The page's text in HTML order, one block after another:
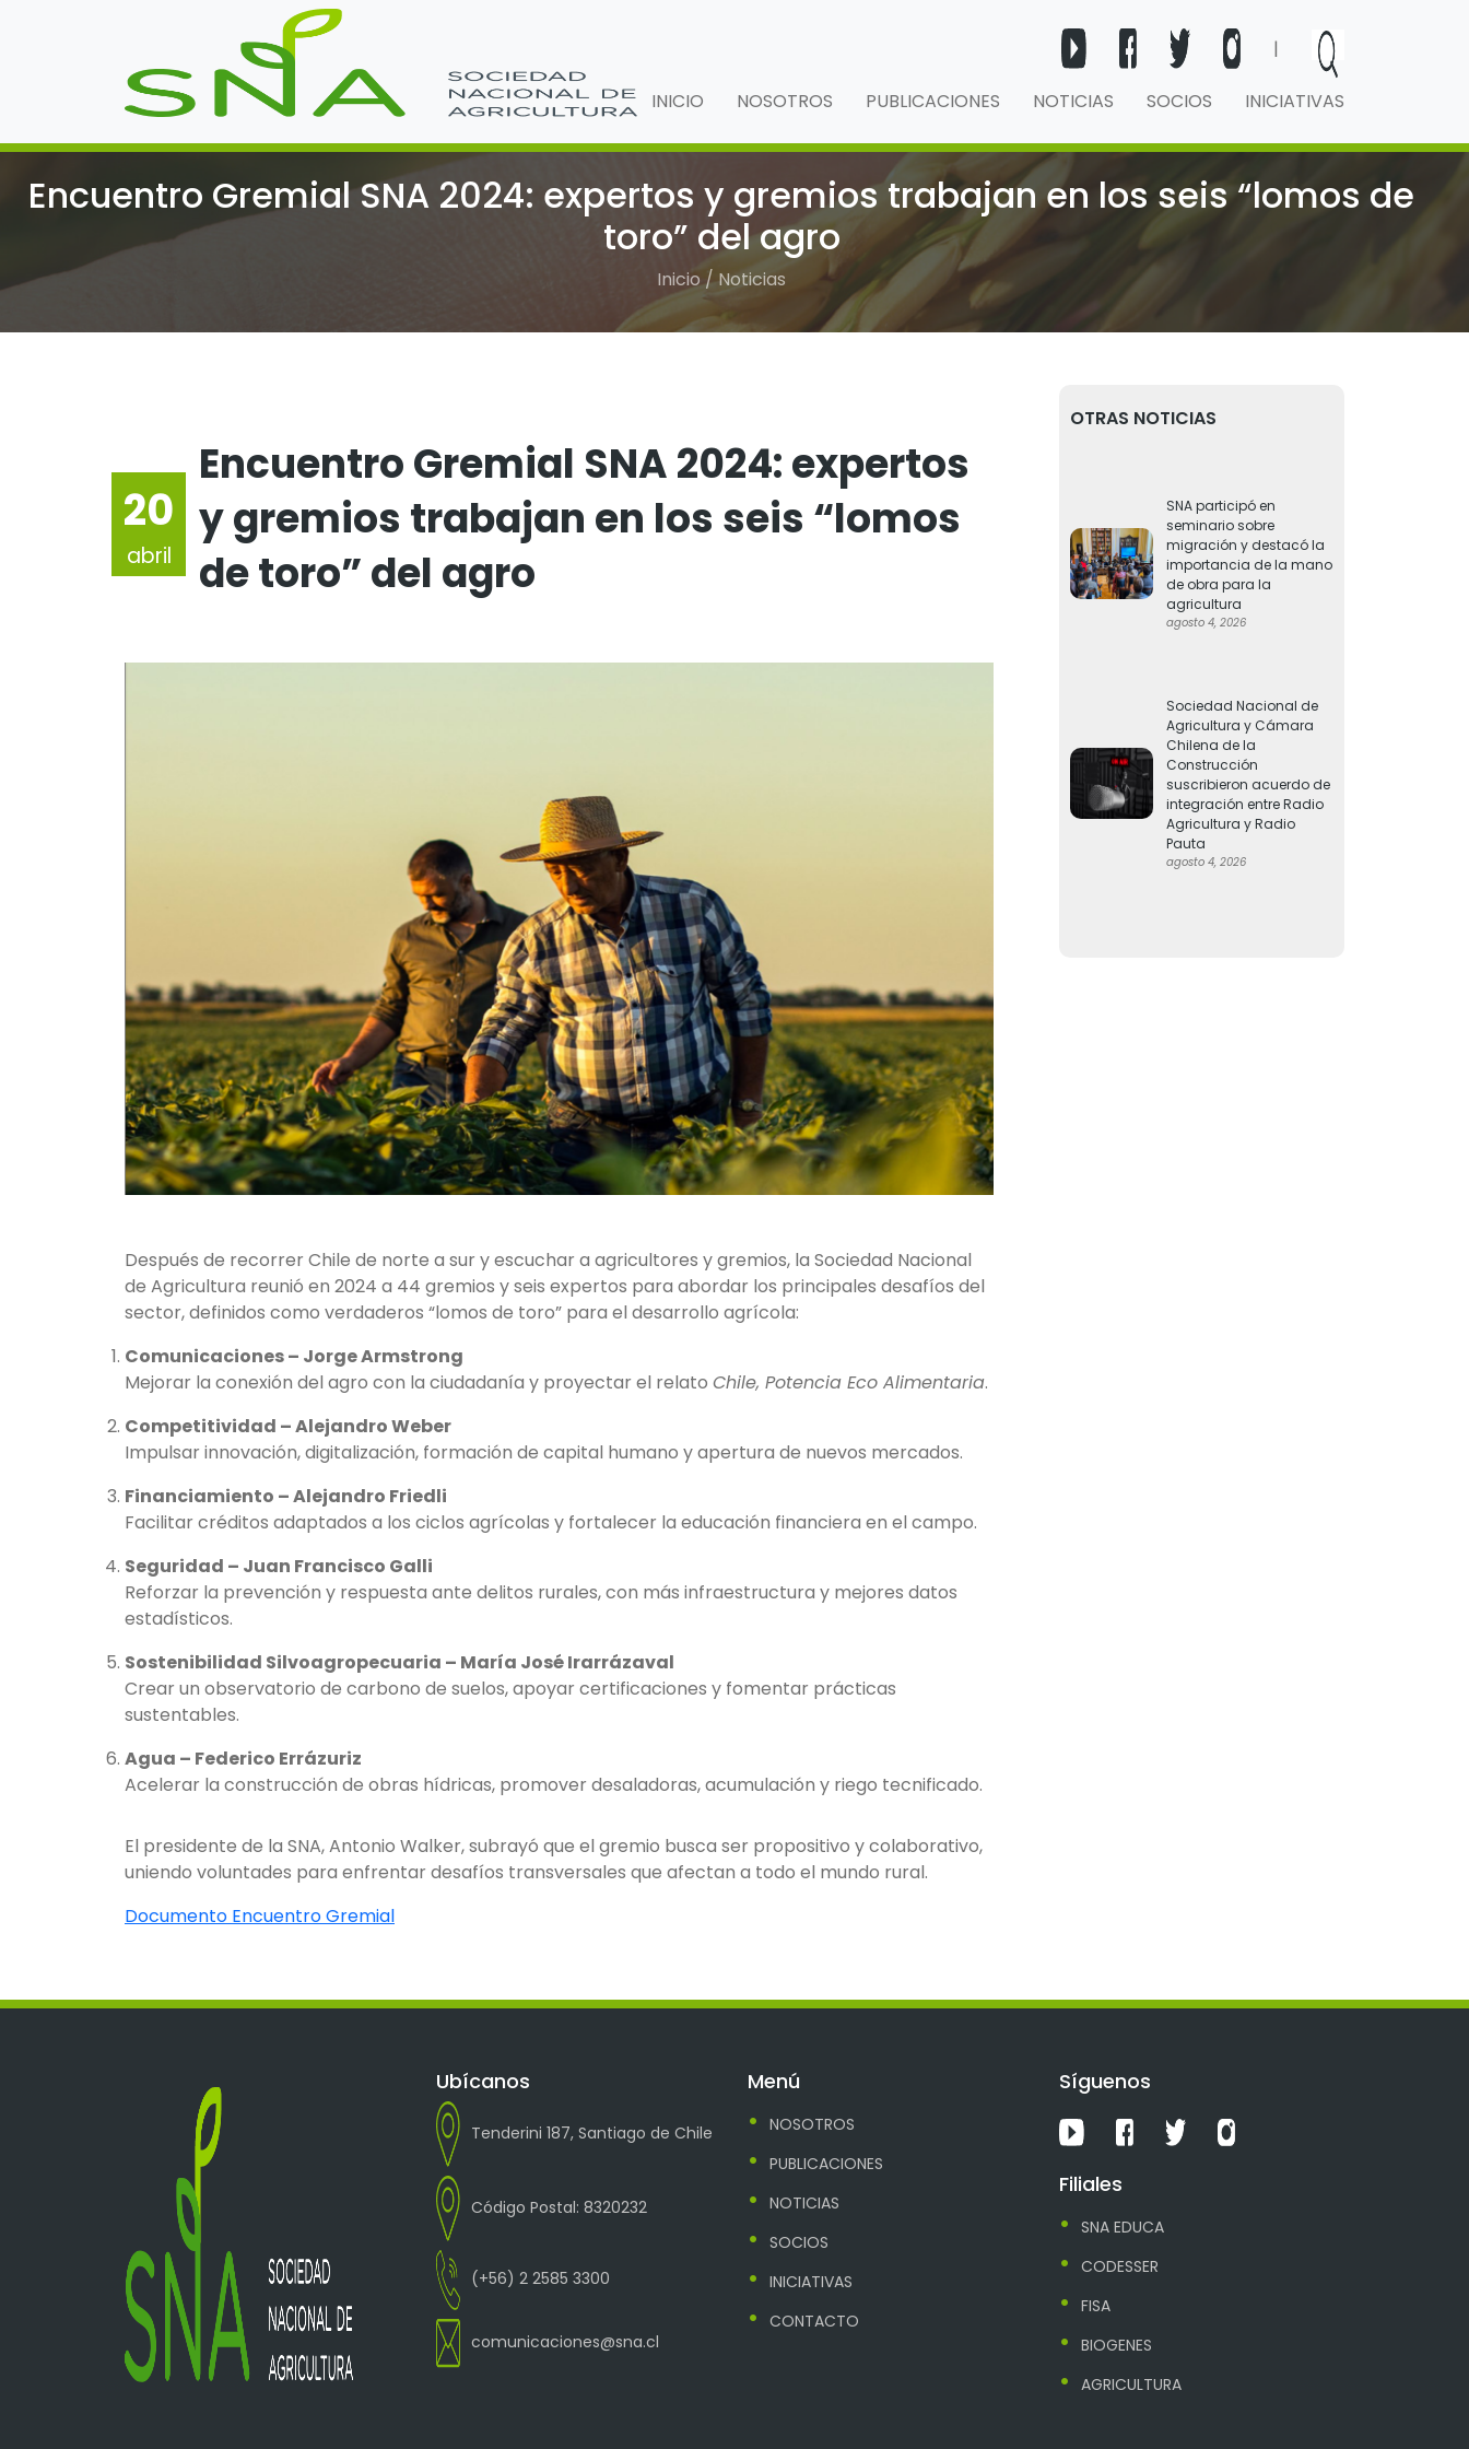
|
INICIO NOSOTROS PUBLICACIONES NOTICIAS SOCIOS INICIATIVAS
Encuentro Gremial SNA 2024: expertos y gremios trabajan en los seis “lomos de
toro” del agro
Inicio / Noticias
20
abril
Encuentro Gremial SNA 2024: expertos
y gremios trabajan en los seis “lomos
de toro” del agro
Después de recorrer Chile de norte a sur y escuchar a agricultores y gremios, la Sociedad Nacional
de Agricultura reunió en 2024 a 44 gremios y seis expertos para abordar los principales desafíos del
sector, definidos como verdaderos “lomos de toro” para el desarrollo agrícola:
Comunicaciones – Jorge Armstrong
Mejorar la conexión del agro con la ciudadanía y proyectar el relato Chile, Potencia Eco Alimentaria.
Competitividad – Alejandro Weber
Impulsar innovación, digitalización, formación de capital humano y apertura de nuevos mercados.
Financiamiento – Alejandro Friedli
Facilitar créditos adaptados a los ciclos agrícolas y fortalecer la educación financiera en el campo.
Seguridad – Juan Francisco Galli
Reforzar la prevención y respuesta ante delitos rurales, con más infraestructura y mejores datos
estadísticos.
Sostenibilidad Silvoagropecuaria – María José Irarrázaval
Crear un observatorio de carbono de suelos, apoyar certificaciones y fomentar prácticas
sustentables.
Agua – Federico Errázuriz
Acelerar la construcción de obras hídricas, promover desaladoras, acumulación y riego tecnificado.
El presidente de la SNA, Antonio Walker, subrayó que el gremio busca ser propositivo y colaborativo,
uniendo voluntades para enfrentar desafíos transversales que afectan a todo el mundo rural.
Documento Encuentro Gremial
OTRAS NOTICIAS
SNA participó en
seminario sobre
migración y destacó la
importancia de la mano
de obra para la
agricultura
agosto 4, 2026
Sociedad Nacional de
Agricultura y Cámara
Chilena de la
Construcción
suscribieron acuerdo de
integración entre Radio
Agricultura y Radio
Pauta
agosto 4, 2026
Ubícanos
Tenderini 187, Santiago de Chile
Código Postal: 8320232
(+56) 2 2585 3300
comunicaciones@sna.cl
Menú
NOSOTROS
PUBLICACIONES
NOTICIAS
SOCIOS
INICIATIVAS
CONTACTO
Síguenos
Filiales
SNA EDUCA
CODESSER
FISA
BIOGENES
AGRICULTURA